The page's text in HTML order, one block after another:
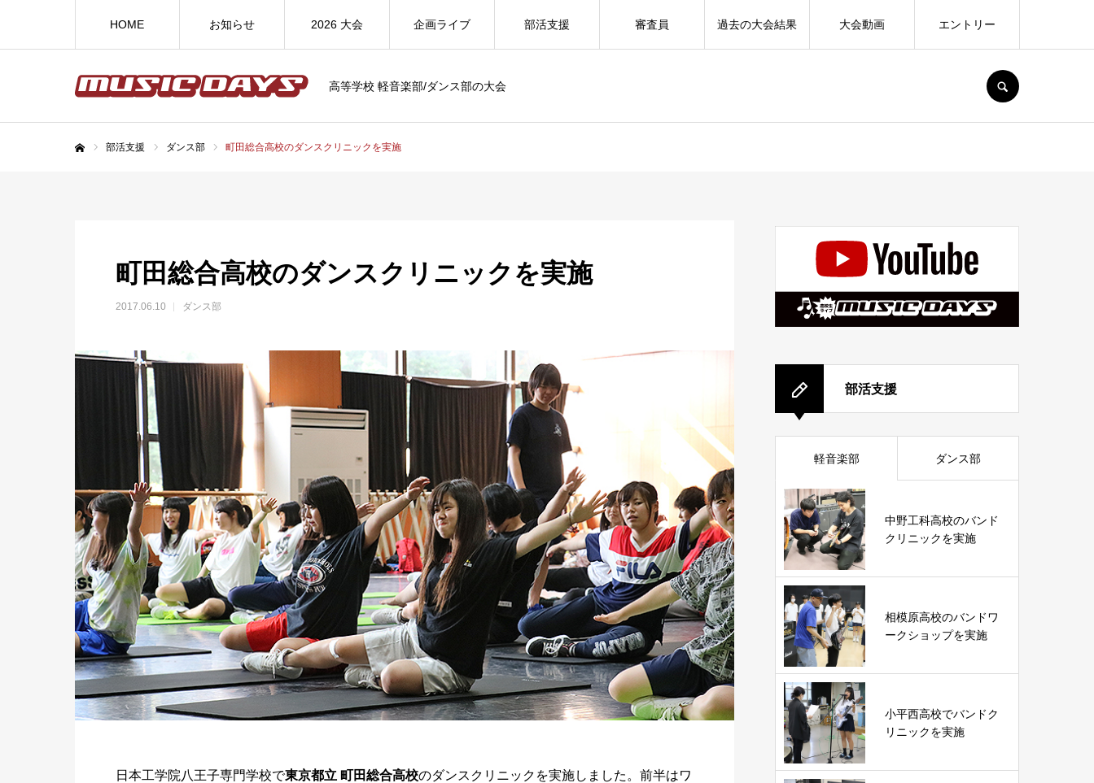
高等学校 軽音楽部/ダンス部の大会
HOME お知らせ 2026 大会 企画ライブ 部活支援 審査員 過去の大会結果 大会動画 エントリー
部活支援 ダンス部 町田総合高校のダンスクリニックを実施
町田総合高校のダンスクリニックを実施
2017.06.10 ダンス部
日本工学院八王子専門学校で東京都立 町田総合高校のダンスクリニックを実施しました。前半はワ
部活支援
軽音楽部 ダンス部
中野工科高校のバンド
クリニックを実施
相模原高校のバンドワ
ークショップを実施
小平西高校でバンドク
リニックを実施